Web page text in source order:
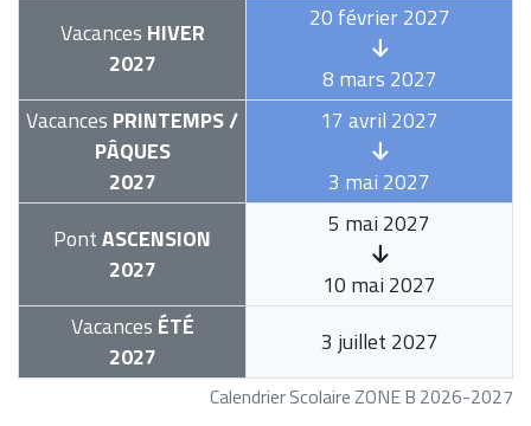
Calendrier Scolaire ZONE B 2026-2027
Vacances HIVER
2027
20 février 2027
8 mars 2027
Vacances PRINTEMPS /
PÂQUES
2027
17 avril 2027
3 mai 2027
PontASCENSION
2027
5 mai 2027
10 mai 2027
Vacances ÉTÉ
2027
3 juillet 2027